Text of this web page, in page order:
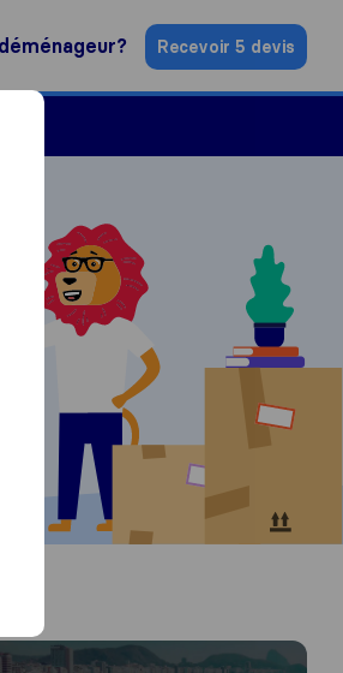
déménageur? Recevoir 5 devis
sur le Brésil